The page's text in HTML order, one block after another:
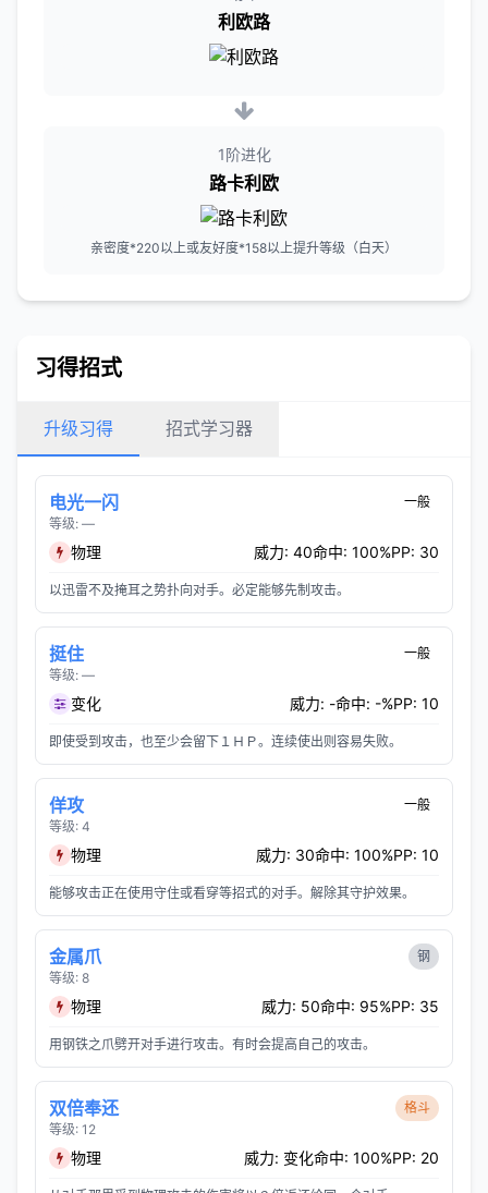
利欧路
1阶进化
路卡利欧
亲密度*220以上或友好度*158以上提升等级（白天）
习得招式
升级习得 招式学习器
电光一闪
等级: —
一般
物理 威力: 40命中: 100%PP: 30
以迅雷不及掩耳之势扑向对手。必定能够先制攻击。
挺住
等级: —
一般
变化 威力: -命中: -%PP: 10
即使受到攻击，也至少会留下１ＨＰ。连续使出则容易失败。
佯攻
等级: 4
一般
物理 威力: 30命中: 100%PP: 10
能够攻击正在使用守住或看穿等招式的对手。解除其守护效果。
金属爪
等级: 8
钢
物理 威力: 50命中: 95%PP: 35
用钢铁之爪劈开对手进行攻击。有时会提高自己的攻击。
双倍奉还
等级: 12
格斗
物理 威力: 变化命中: 100%PP: 20